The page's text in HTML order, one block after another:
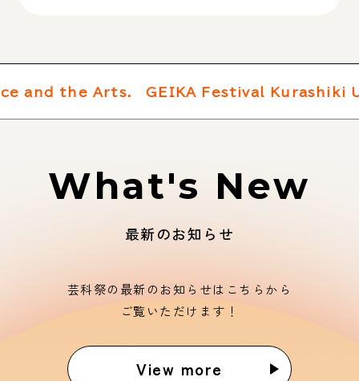
the Arts. GEIKA Festival Kurashiki
What's New
最新のお知らせ
芸科祭の最新のお知らせはこちらから
ご覧いただけます！
View more